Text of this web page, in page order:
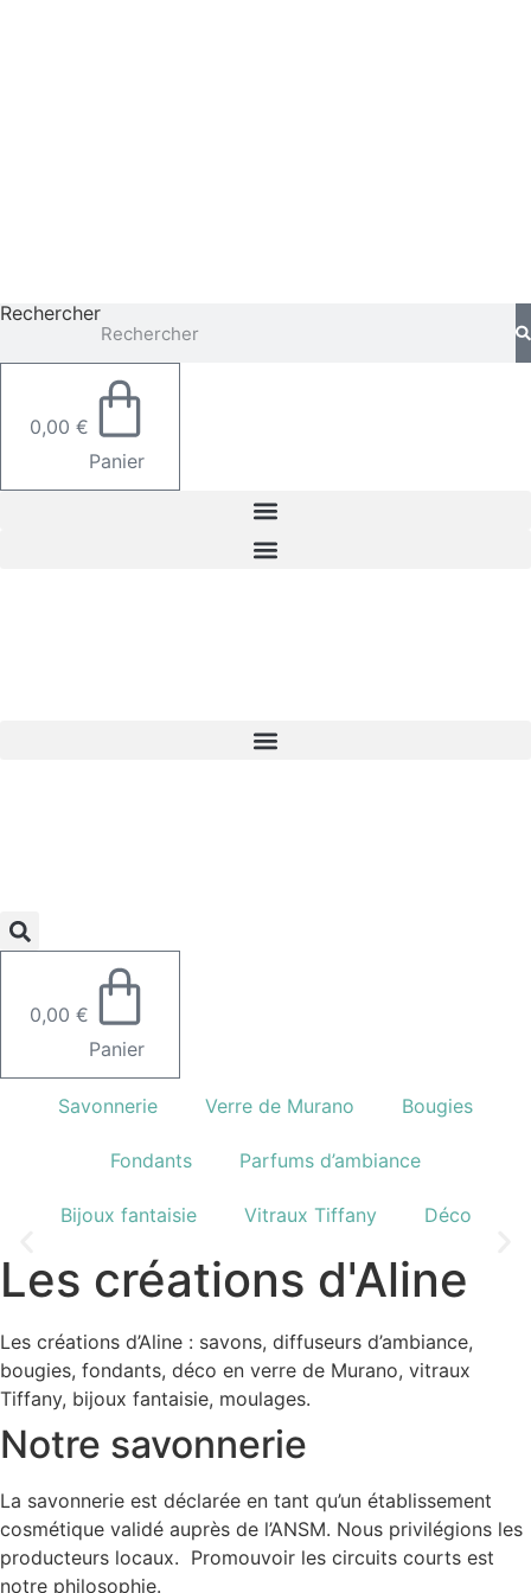
Rechercher
0,00 €
Panier
0,00 €
Panier
Savonnerie Verre de Murano Bougies
Fondants Parfums d’ambiance
Bijoux fantaisie Vitraux Tiffany Déco
Les savons des bruyères
Nous proposons un large choix de savons fabriqués à la
Les créations d'Aline
Les créations d’Aline : savons, diffuseurs d’ambiance,
bougies, fondants, déco en verre de Murano, vitraux
Tiffany, bijoux fantaisie, moulages.
Notre savonnerie
La savonnerie est déclarée en tant qu’un établissement
cosmétique validé auprès de l’ANSM. Nous privilégions les
producteurs locaux. Promouvoir les circuits courts est
notre philosophie.